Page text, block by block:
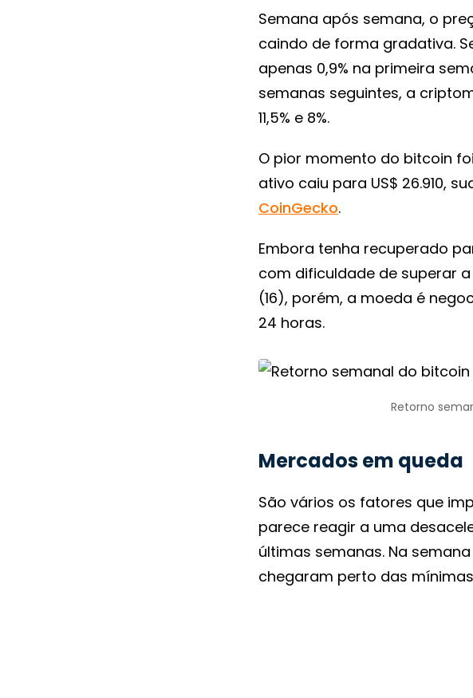
Semana após semana, o
caindo de forma gradativa.
apenas 0,9% na primeira
semanas seguintes, a
11,5% e 8%.
O pior momento do bitcoin
ativo caiu para US$ 26.910,
CoinGecko.
Embora tenha recuperado
com dificuldade de superar
(16), porém, a moeda é
24 horas.
Retorno
Mercados em queda
São vários os fatores que
parece reagir a uma
últimas semanas. Na
chegaram perto das